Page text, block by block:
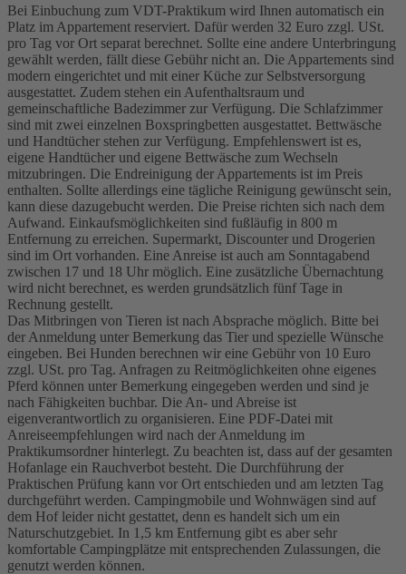
Bei Einbuchung zum VDT-Praktikum wird Ihnen automatisch ein
Platz im Appartement reserviert. Dafür werden 32 Euro zzgl. USt.
pro Tag vor Ort separat berechnet. Sollte eine andere Unterbringung
gewählt werden, fällt diese Gebühr nicht an. Die Appartements sind
modern eingerichtet und mit einer Küche zur Selbstversorgung
ausgestattet. Zudem stehen ein Aufenthaltsraum und
gemeinschaftliche Badezimmer zur Verfügung. Die Schlafzimmer
sind mit zwei einzelnen Boxspringbetten ausgestattet. Bettwäsche
und Handtücher stehen zur Verfügung. Empfehlenswert ist es,
eigene Handtücher und eigene Bettwäsche zum Wechseln
mitzubringen. Die Endreinigung der Appartements ist im Preis
enthalten. Sollte allerdings eine tägliche Reinigung gewünscht sein,
kann diese dazugebucht werden. Die Preise richten sich nach dem
Aufwand. Einkaufsmöglichkeiten sind fußläufig in 800 m
Entfernung zu erreichen. Supermarkt, Discounter und Drogerien
sind im Ort vorhanden. Eine Anreise ist auch am Sonntagabend
zwischen 17 und 18 Uhr möglich. Eine zusätzliche Übernachtung
wird nicht berechnet, es werden grundsätzlich fünf Tage in
Rechnung gestellt.
Das Mitbringen von Tieren ist nach Absprache möglich. Bitte bei
der Anmeldung unter Bemerkung das Tier und spezielle Wünsche
eingeben. Bei Hunden berechnen wir eine Gebühr von 10 Euro
zzgl. USt. pro Tag. Anfragen zu Reitmöglichkeiten ohne eigenes
Pferd können unter Bemerkung eingegeben werden und sind je
nach Fähigkeiten buchbar. Die An- und Abreise ist
eigenverantwortlich zu organisieren. Eine PDF-Datei mit
Anreiseempfehlungen wird nach der Anmeldung im
Praktikumsordner hinterlegt. Zu beachten ist, dass auf der gesamten
Hofanlage ein Rauchverbot besteht. Die Durchführung der
Praktischen Prüfung kann vor Ort entschieden und am letzten Tag
durchgeführt werden. Campingmobile und Wohnwägen sind auf
dem Hof leider nicht gestattet, denn es handelt sich um ein
Naturschutzgebiet. In 1,5 km Entfernung gibt es aber sehr
komfortable Campingplätze mit entsprechenden Zulassungen, die
genutzt werden können.